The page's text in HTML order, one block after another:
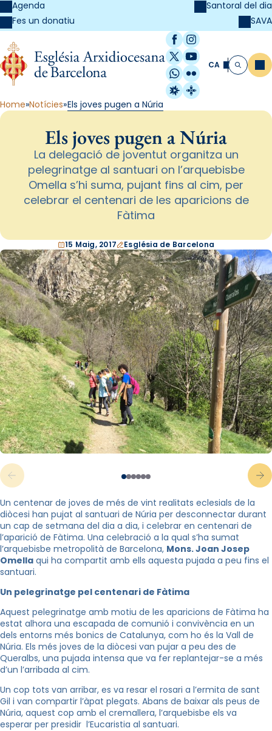
Agenda
Fes un donatiu
Santoral del dia
SAVA
Facebook
Instagram
X / Twitter
YouTube
WhatsApp
Flickr
Radio Estel
Catalunya
CA Cerca
Home Notícies Els joves pugen a Núria
Els joves pugen a Núria
La delegació de joventut organitza un
pelegrinatge al santuari on l’arquebisbe
Omella s’hi suma, pujant fins al cim, per
celebrar el centenari de les aparicions de
Fàtima
15 Maig, 2017 Església de Barcelona
Un centenar de joves de més de vint realitats eclesials de la
diòcesi han pujat al santuari de Núria per desconnectar durant
un cap de setmana del dia a dia, i celebrar en centenari de
l’aparició de Fàtima. Una celebració a la qual s’ha sumat
l’arquebisbe metropolità de Barcelona, Mons. Joan Josep
Omella qui ha compartit amb ells aquesta pujada a peu fins el
santuari.
Un pelegrinatge pel centenari de Fàtima
Aquest pelegrinatge amb motiu de les aparicions de Fàtima ha
estat alhora una escapada de comunió i convivència en un
dels entorns més bonics de Catalunya, com ho és la Vall de
Núria. Els més joves de la diòcesi van pujar a peu des de
Queralbs, una pujada intensa que va fer replantejar-se a més
d’un l’arribada al cim.
Un cop tots van arribar, es va resar el rosari a l’ermita de sant
Gil i van compartir l’àpat plegats. Abans de baixar als peus de
Núria, aquest cop amb el cremallera, l’arquebisbe els va
esperar per presidir l’Eucaristia al santuari.